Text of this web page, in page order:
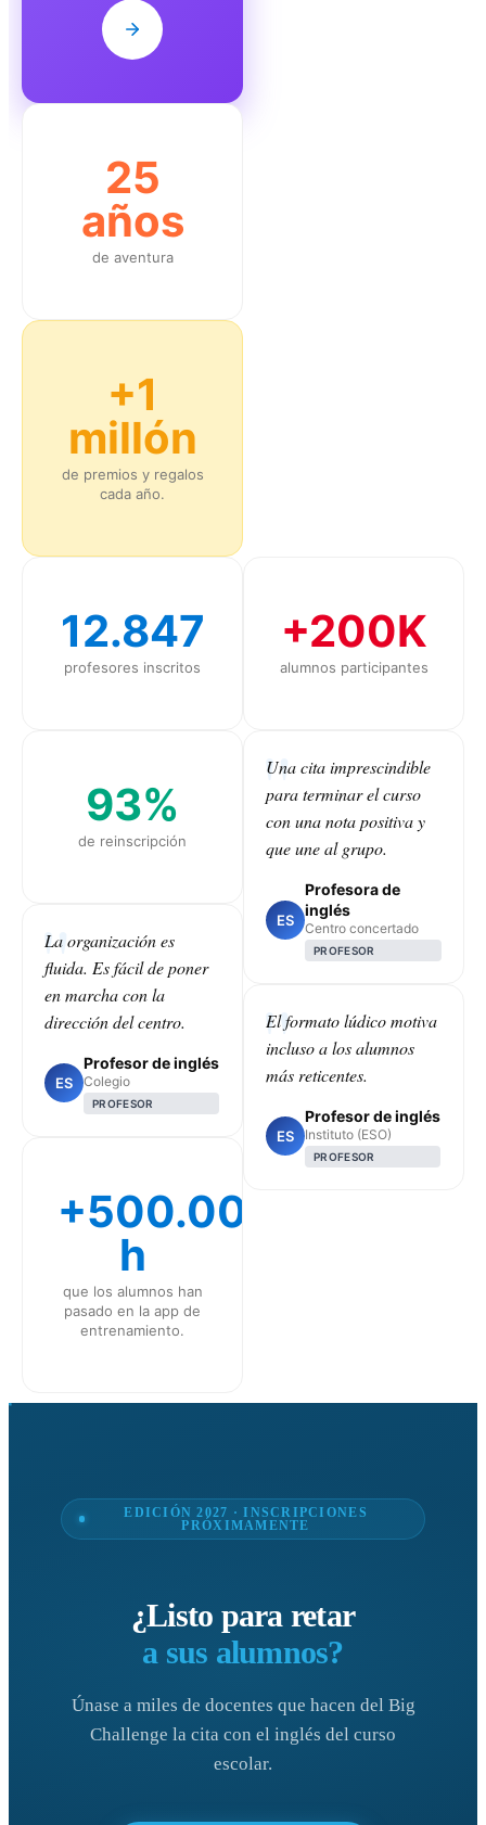
25
años
de aventura
+1
millón
de premios y regalos
cada año.
12.847
profesores inscritos
93%
de reinscripción
La organización es
fluida. Es fácil de poner
en marcha con la
dirección del centro.
ES
Profesor de inglés
Colegio
PROFESOR
+500.000
h
que los alumnos han
pasado en la app de
entrenamiento.
+200K
alumnos participantes
Una cita imprescindible
para terminar el curso
con una nota positiva y
que une al grupo.
ES
Profesora de
inglés
Centro concertado
PROFESOR
El formato lúdico motiva
incluso a los alumnos
más reticentes.
ES
Profesor de inglés
Instituto (ESO)
PROFESOR
EDICIÓN 2027 · INSCRIPCIONES
PRÓXIMAMENTE
¿Listo para retar
a sus alumnos?
Únase a miles de docentes que hacen del Big
Challenge la cita con el inglés del curso
escolar.